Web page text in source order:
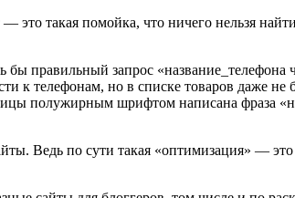
такая помойка, что ничего нельзя
бы правильный запрос
к телефонам, но в списке товаров даже
полужирным шрифтом написана фраза
Ведь по сути такая «оптимизация» —